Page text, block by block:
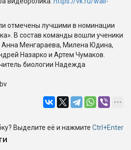
отмечены лучшими в номинации
В состав команды вошли ученики
Анна Менгараева, Милена Юдина,
Назарко и Артем Чумаков.
биологии Надежда
Выделите её и нажмите Ctrl+Enter